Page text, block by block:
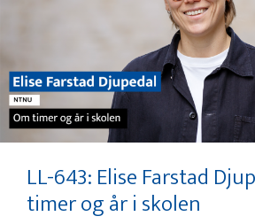
LL-643: Elise Farstad
timer og år i skolen